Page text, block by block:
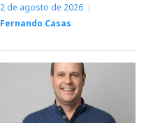
2 de agosto de 2026
Fernando Casas